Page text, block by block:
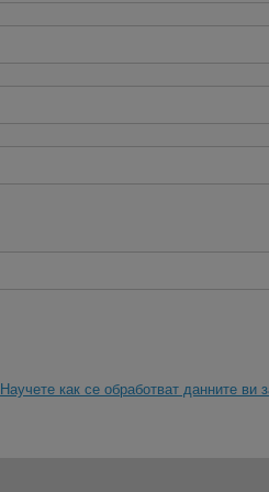
Научете как се обработват данните ви